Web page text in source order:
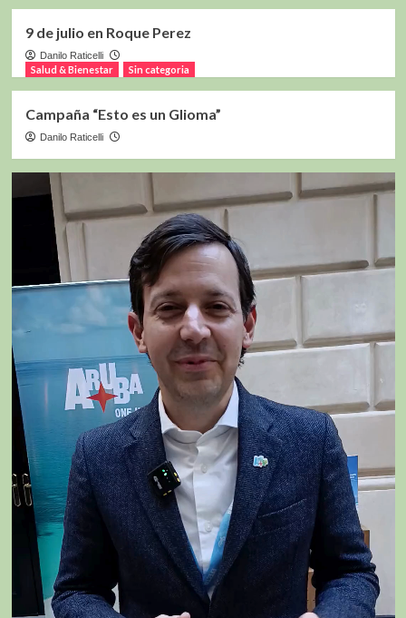
9 de julio en Roque Perez
Danilo Raticelli
Salud & Bienestar Sin categoria
Campaña “Esto es un Glioma”
Danilo Raticelli